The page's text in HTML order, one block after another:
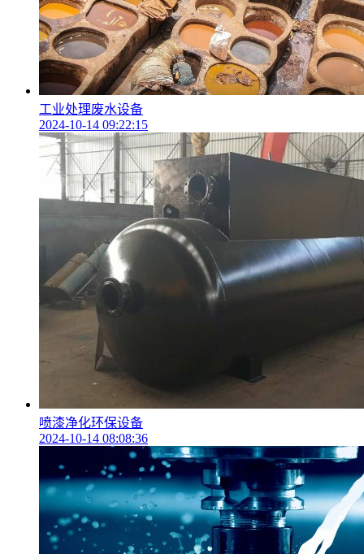
工业处理废水设备
2024-10-14 09:22:15
喷漆净化环保设备
2024-10-14 08:08:36